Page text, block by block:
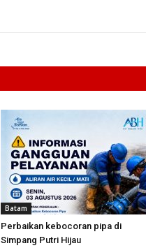
Batam
Perbaikan kebocoran pipa di
Simpang Putri Hijau